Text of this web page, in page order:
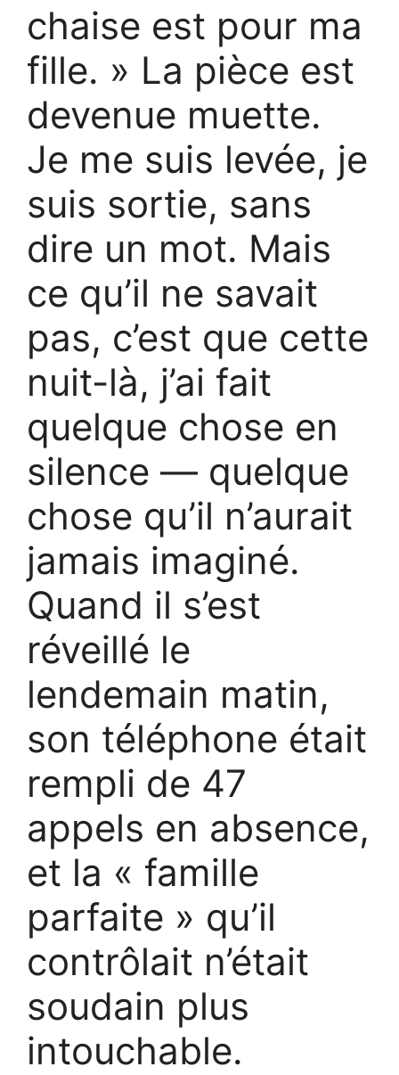
chaise est pour ma
fille. » La pièce est
devenue muette.
Je me suis levée, je
suis sortie, sans
dire un mot. Mais
ce qu’il ne savait
pas, c’est que cette
nuit-là, j’ai fait
quelque chose en
silence — quelque
chose qu’il n’aurait
jamais imaginé.
Quand il s’est
réveillé le
lendemain matin,
son téléphone était
rempli de 47
appels en absence,
et la « famille
parfaite » qu’il
contrôlait n’était
soudain plus
intouchable.